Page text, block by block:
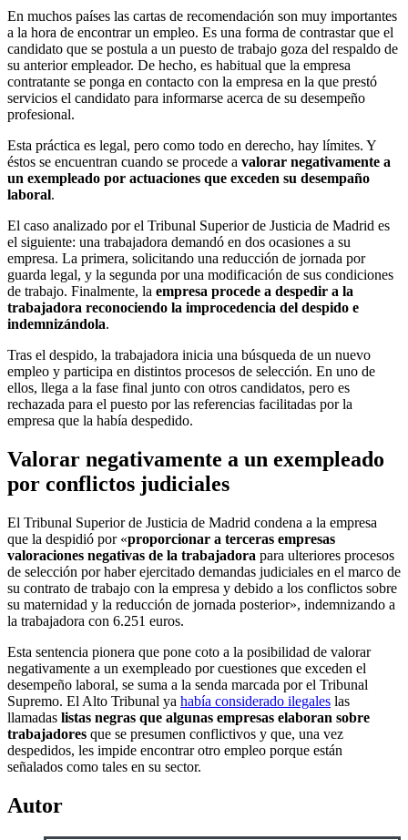
En muchos países las cartas de recomendación son muy importantes
a la hora de encontrar un empleo. Es una forma de contrastar que el
candidato que se postula a un puesto de trabajo goza del respaldo de
su anterior empleador. De hecho, es habitual que la empresa
contratante se ponga en contacto con la empresa en la que prestó
servicios el candidato para informarse acerca de su desempeño
profesional.
Esta práctica es legal, pero como todo en derecho, hay límites. Y
éstos se encuentran cuando se procede a valorar negativamente a
un exempleado por actuaciones que exceden su desempaño
laboral.
El caso analizado por el Tribunal Superior de Justicia de Madrid es
el siguiente: una trabajadora demandó en dos ocasiones a su
empresa. La primera, solicitando una reducción de jornada por
guarda legal, y la segunda por una modificación de sus condiciones
de trabajo. Finalmente, la empresa procede a despedir a la
trabajadora reconociendo la improcedencia del despido e
indemnizándola.
Tras el despido, la trabajadora inicia una búsqueda de un nuevo
empleo y participa en distintos procesos de selección. En uno de
ellos, llega a la fase final junto con otros candidatos, pero es
rechazada para el puesto por las referencias facilitadas por la
empresa que la había despedido.
Valorar negativamente a un exempleado
por conflictos judiciales
El Tribunal Superior de Justicia de Madrid condena a la empresa
que la despidió por «proporcionar a terceras empresas
valoraciones negativas de la trabajadora para ulteriores procesos
de selección por haber ejercitado demandas judiciales en el marco de
su contrato de trabajo con la empresa y debido a los conflictos sobre
su maternidad y la reducción de jornada posterior», indemnizando a
la trabajadora con 6.251 euros.
Esta sentencia pionera que pone coto a la posibilidad de valorar
negativamente a un exempleado por cuestiones que exceden el
desempeño laboral, se suma a la senda marcada por el Tribunal
Supremo. El Alto Tribunal ya había considerado ilegales las
llamadas listas negras que algunas empresas elaboran sobre
trabajadores que se presumen conflictivos y que, una vez
despedidos, les impide encontrar otro empleo porque están
señalados como tales en su sector.
Autor